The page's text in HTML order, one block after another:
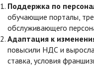
Поддержка по
обучающие порталы,
обслуживающего
Адаптация к
повысили НДС и
ставка, условия